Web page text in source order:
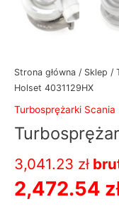
Strona główna / Sklep /
Holset 4031129HX
Turbosprężarki Scania
3,041.23 zł
2,472.54